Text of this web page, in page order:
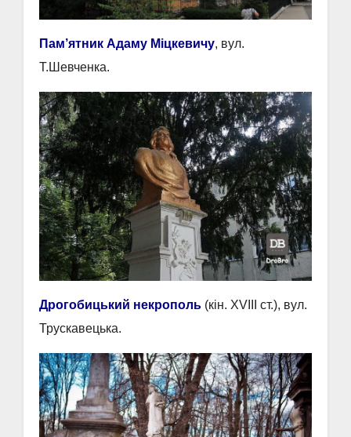
Пам’ятник Адаму Міцкевичу, вул.
Т.Шевченка.
Дрогобицький некрополь (кін. XVIII ст.), вул.
Трускавецька.